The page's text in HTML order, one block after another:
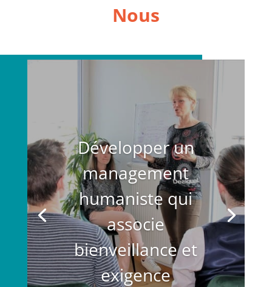
Nous
Développer un
management
humaniste qui
associe
bienveillance et
exigence